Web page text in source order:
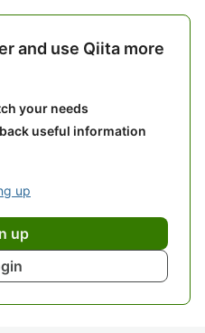
and use Qiita more
your needs
useful information
up
up